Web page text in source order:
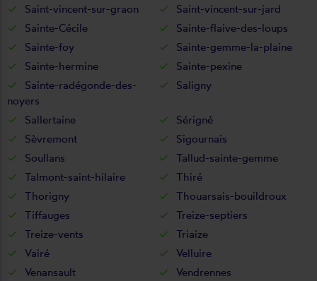
Saint-vincent-sur-graon
Saint-vincent-sur-jard
Sainte-Cécile
Sainte-flaive-des-loups
Sainte-foy
Sainte-gemme-la-plaine
Sainte-hermine
Sainte-pexine
Sainte-radégonde-des-
noyers
Saligny
Sallertaine
Sérigné
Sèvremont
Sigournais
Soullans
Tallud-sainte-gemme
Talmont-saint-hilaire
Thiré
Thorigny
Thouarsais-bouildroux
Tiffauges
Treize-septiers
Treize-vents
Triaize
Vairé
Velluire
Venansault
Vendrennes